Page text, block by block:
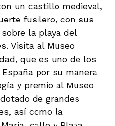
un castillo medieval,
fusilero, con sus
la playa del
Visita al Museo
que es uno de los
por su manera
y premio al Museo
de grandes
así como la